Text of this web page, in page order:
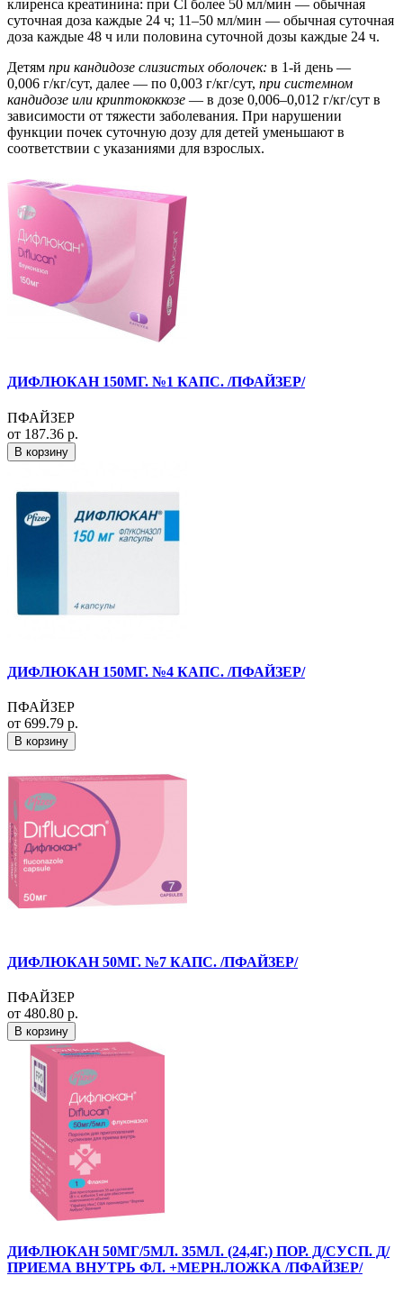
клиренса креатинина: при Cl более 50 мл/мин — обычная
суточная доза каждые 24 ч; 11–50 мл/мин — обычная суточная
доза каждые 48 ч или половина суточной дозы каждые 24 ч.
Детям при кандидозе слизистых оболочек: в 1-й день —
0,006 г/кг/сут, далее — по 0,003 г/кг/сут, при системном
кандидозе или криптококкозе — в дозе 0,006–0,012 г/кг/сут в
зависимости от тяжести заболевания. При нарушении
функции почек суточную дозу для детей уменьшают в
соответствии с указаниями для взрослых.
ДИФЛЮКАН 150МГ. №1 КАПС. /ПФАЙЗЕР/
ПФАЙЗЕР
от 187.36 р.
В корзину
ДИФЛЮКАН 150МГ. №4 КАПС. /ПФАЙЗЕР/
ПФАЙЗЕР
от 699.79 р.
В корзину
ДИФЛЮКАН 50МГ. №7 КАПС. /ПФАЙЗЕР/
ПФАЙЗЕР
от 480.80 р.
В корзину
ДИФЛЮКАН 50МГ/5МЛ. 35МЛ. (24,4Г.) ПОР. Д/СУСП. Д/
ПРИЕМА ВНУТРЬ ФЛ. +МЕРН.ЛОЖКА /ПФАЙЗЕР/